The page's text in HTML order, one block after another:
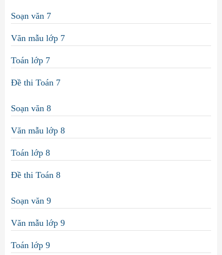
Soạn văn 7
Văn mẫu lớp 7
Toán lớp 7
Đề thi Toán 7
Soạn văn 8
Văn mẫu lớp 8
Toán lớp 8
Đề thi Toán 8
Soạn văn 9
Văn mẫu lớp 9
Toán lớp 9